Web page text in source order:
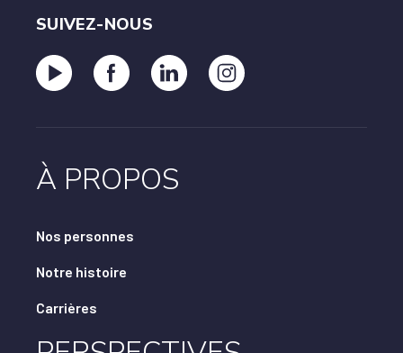
SUIVEZ-NOUS
À PROPOS
Nos personnes
Notre histoire
Carrières